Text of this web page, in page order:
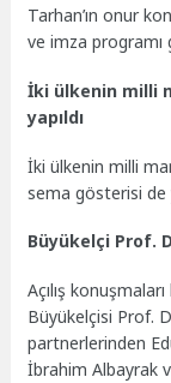
Tarhan’ın onur
ve imza programı
İki ülkenin milli
yapıldı
İki ülkenin milli
sema gösterisi de
Büyükelçi Prof.
Açılış
Büyükelçisi Prof.
partnerlerinden
İbrahim Albayrak